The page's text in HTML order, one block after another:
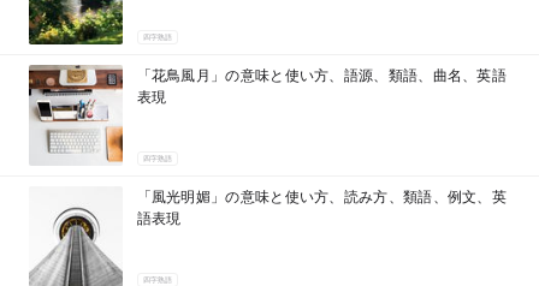
四字熟語
「花鳥風月」の意味と使い方、語源、類語、曲名、英語
表現
四字熟語
「風光明媚」の意味と使い方、読み方、類語、例文、英
語表現
四字熟語